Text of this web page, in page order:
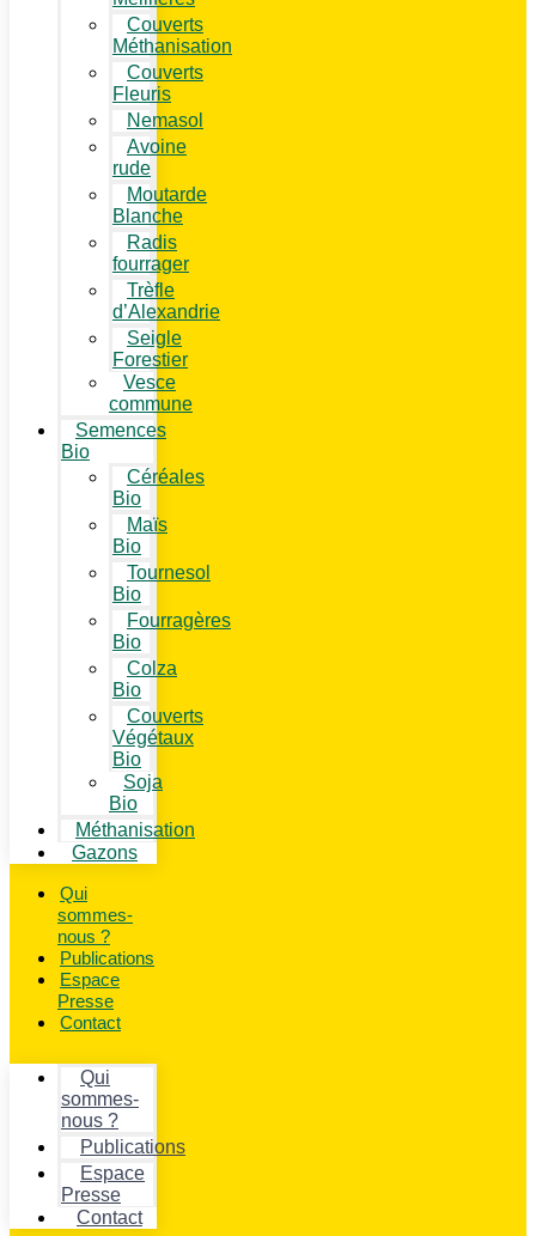
Couverts
Méthanisation
Couverts
Fleuris
Nemasol
Avoine
rude
Moutarde
Blanche
Radis
fourrager
Trèfle
d’Alexandrie
Seigle
Forestier
Vesce
commune
Semences
Bio
Céréales
Bio
Maïs
Bio
Tournesol
Bio
Fourragères
Bio
Colza
Bio
Couverts
Végétaux
Bio
Soja
Bio
Méthanisation
Gazons
Qui
sommes-
nous ?
Publications
Espace
Presse
Contact
Qui
sommes-
nous ?
Publications
Espace
Presse
Contact